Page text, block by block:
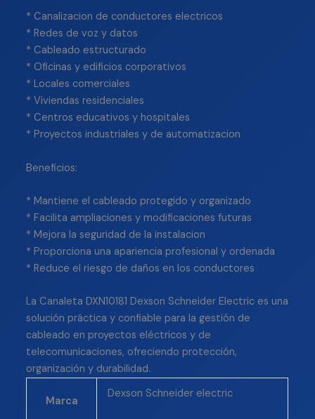
* Canalizacion de conductores electricos
* Redes de voz y datos
* Cableado estructurado
* Oficinas y edificios corporativos
* Locales comerciales
* Viviendas residenciales
* Centros educativos y hospitales
* Proyectos industriales y de automatizacion
Beneficios:
* Mantiene el cableado protegido y organizado
* Facilita ampliaciones y modificaciones futuras
* Mejora la seguridad de la instalacion
* Proporciona una apariencia profesional y ordenada
* Reduce el riesgo de daños en los conductores
La Canaleta DXN10181 Dexson Schneider Electric es una
solución práctica y confiable para la gestión de
cableado en proyectos eléctricos y de
telecomunicaciones, ofreciendo protección,
organización y durabilidad.
Marca
Dexson Schneider electric